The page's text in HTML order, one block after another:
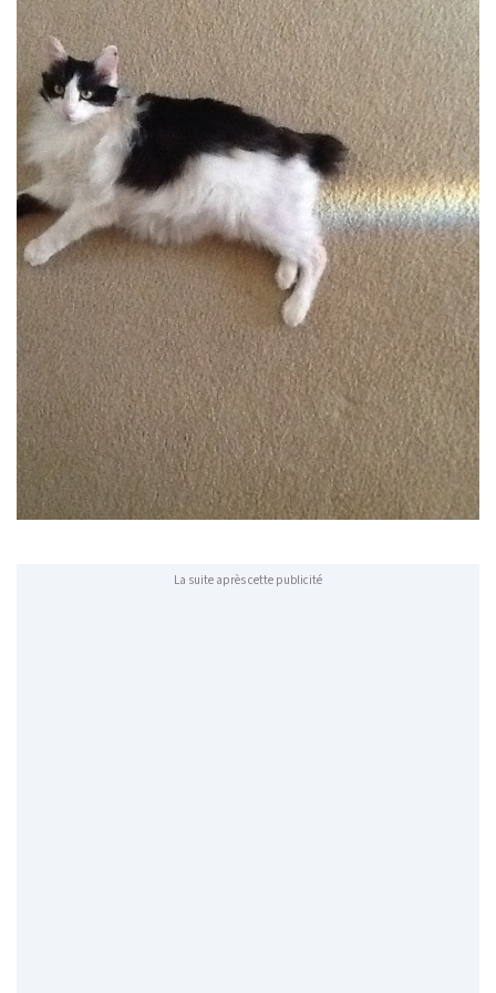
La suite après cette publicité